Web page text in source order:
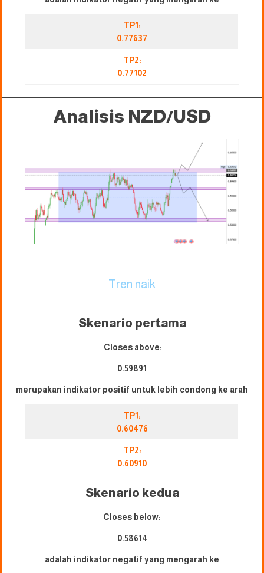
TP1:
0.77637
TP2:
0.77102
Analisis NZD/USD
Tren naik
Skenario pertama
Closes above:
0.59891
merupakan indikator positif untuk lebih condong ke arah
TP1:
0.60476
TP2:
0.60910
Skenario kedua
Closes below:
0.58614
adalah indikator negatif yang mengarah ke